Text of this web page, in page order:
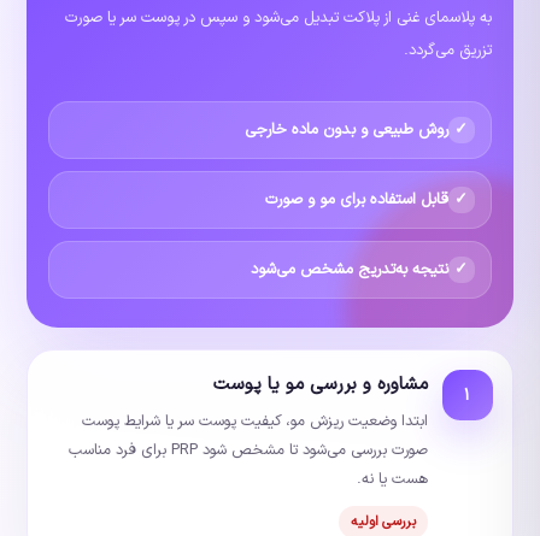
به پلاسمای غنی از پلاکت تبدیل می‌شود و سپس در پوست سر یا صورت
تزریق می‌گردد.
روش طبیعی و بدون ماده خارجی
قابل استفاده برای مو و صورت
نتیجه به‌تدریج مشخص می‌شود
۱ مشاوره و بررسی مو یا پوست
ابتدا وضعیت ریزش مو، کیفیت پوست سر یا شرایط پوست
صورت بررسی می‌شود تا مشخص شود PRP برای فرد مناسب
هست یا نه.
بررسی اولیه